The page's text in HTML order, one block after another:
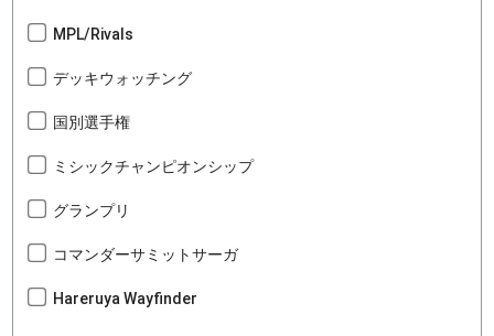
MPL/Rivals
デッキウォッチング
国別選手権
ミシックチャンピオンシップ
グランプリ
コマンダーサミットサーガ
Hareruya Wayfinder